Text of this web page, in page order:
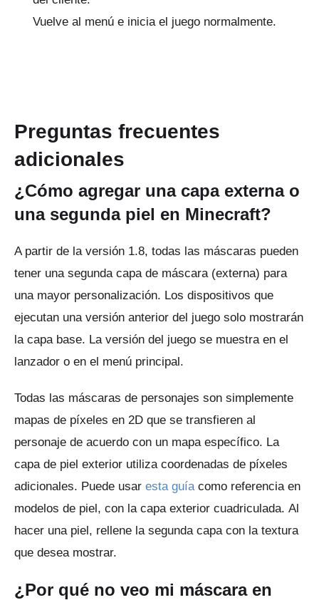
Vuelve al menú e inicia el juego normalmente.
Preguntas frecuentes
adicionales
¿Cómo agregar una capa externa o
una segunda piel en Minecraft?
A partir de la versión 1.8, todas las máscaras pueden
tener una segunda capa de máscara (externa) para
una mayor personalización. Los dispositivos que
ejecutan una versión anterior del juego solo mostrarán
la capa base. La versión del juego se muestra en el
lanzador o en el menú principal.
Todas las máscaras de personajes son simplemente
mapas de píxeles en 2D que se transfieren al
personaje de acuerdo con un mapa específico. La
capa de piel exterior utiliza coordenadas de píxeles
adicionales. Puede usar esta guía como referencia en
modelos de piel, con la capa exterior cuadriculada. Al
hacer una piel, rellene la segunda capa con la textura
que desea mostrar.
¿Por qué no veo mi máscara en